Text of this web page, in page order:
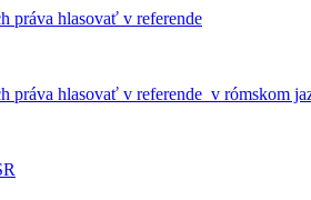
práva hlasovať v referende
práva hlasovať v referende v rómskom